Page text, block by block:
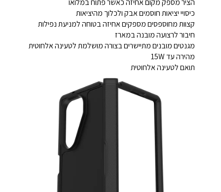
הציר מספק מקום אחיזה כאשר פתוח במלואו
כיסויי יציאות חוסמים אבק ולכלוך מהיציאות
קצוות מחוספסים מספקים אחיזה בטוחה למניעת נפילות
חיבור לרצועה מובנה במארז
מגנטים מובנים מתיישרים בצורה מושלמת לטעינה אלחוטית
מהירה עד 15W
תואם לטעינה אלחוטית